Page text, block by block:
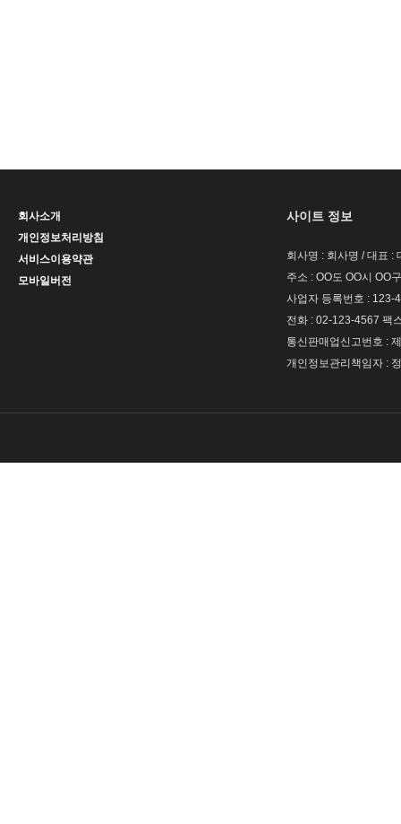
회사소개
개인정보처리방침
서비스이용약관
모바일버전
사이트 정보
회사명 : 회사명 / 대표 :
주소 : OO도 OO시 OO
사업자 등록번호 : 123-
전화 : 02-123-4567 팩
통신판매업신고번호 :
개인정보관리책임자 :